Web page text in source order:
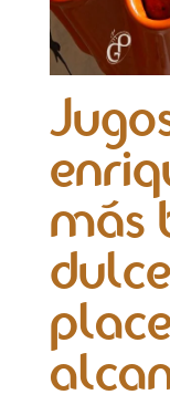
más